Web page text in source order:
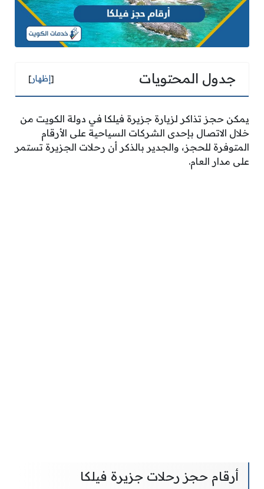
جدول المحتويات [إظهار]
يمكن حجز تذاكر لزيارة جزيرة فيلكا في دولة الكويت من
خلال الاتصال بإحدى الشركات السياحية على الأرقام
المتوفرة للحجز، والجدير بالذكر أن رحلات الجزيرة تستمر
على مدار العام.
أرقام حجز رحلات جزيرة فيلكا